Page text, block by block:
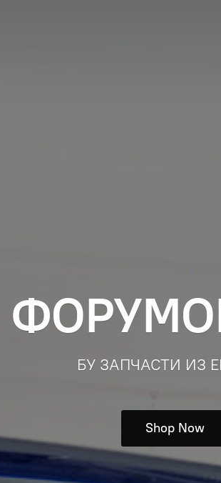
БУ ЗАПЧАСТИ ИЗ
Shop Now